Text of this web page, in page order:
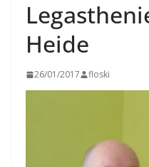
Heide
26/01/2017 floski